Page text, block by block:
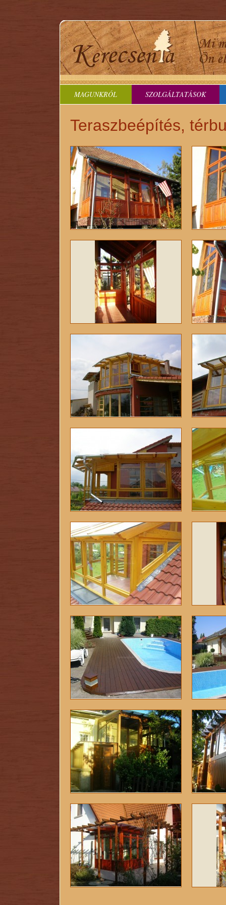
MAGUNKRÓL SZOLGÁLTATÁSOK
Teraszbeépítés,